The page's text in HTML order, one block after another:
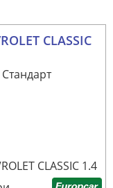
CLASSIC